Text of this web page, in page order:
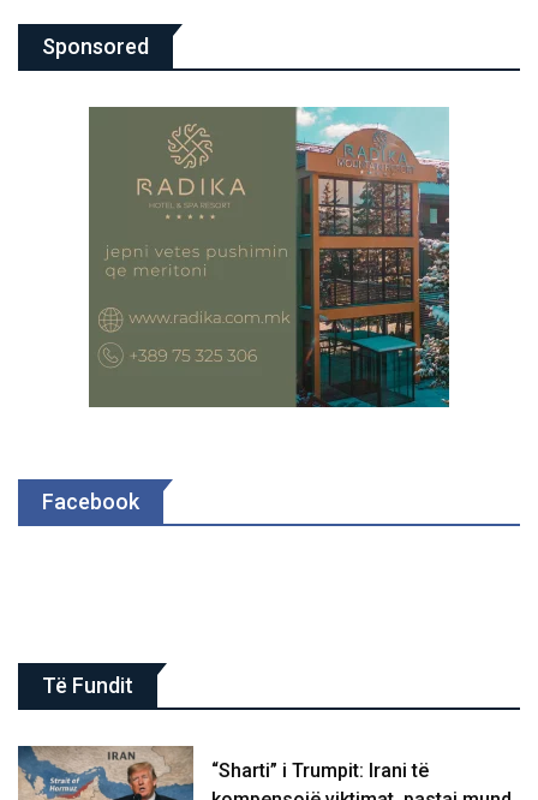
Sponsored
Facebook
Të Fundit
“Sharti” i Trumpit: Irani të